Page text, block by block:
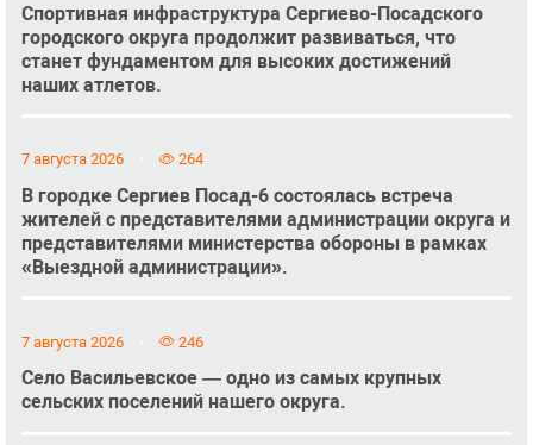
Спортивная инфраструктура Сергиево-Посадского
городского округа продолжит развиваться, что
станет фундаментом для высоких достижений
наших атлетов.
7 августа 2026 264
В городке Сергиев Посад-6 состоялась встреча
жителей с представителями администрации округа и
представителями министерства обороны в рамках
«Выездной администрации».
7 августа 2026 246
Село Васильевское — одно из самых крупных
сельских поселений нашего округа.